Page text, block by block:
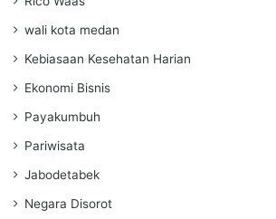
wali kota medan
Kebiasaan Kesehatan Harian
Ekonomi Bisnis
Payakumbuh
Pariwisata
Jabodetabek
Negara Disorot